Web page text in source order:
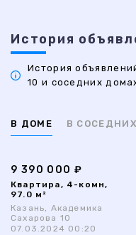
История
История
10 и соседних
В ДОМЕ В
9 390 000 ₽
Квартира, 4-комн,
97.0 м²
Казань, Академика
Сахарова 10
07.03.2024 00:20